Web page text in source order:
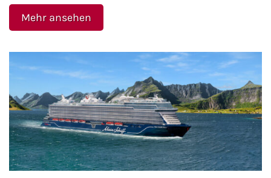
Fähre nach Litauen
Fähre nach Lettland
Wissenswertes
Kreuzfahrt-Newsletter
Kreuzfahrt-Kalender
Mehr ansehen